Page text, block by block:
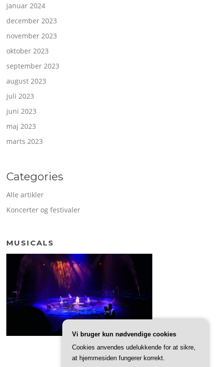
januar 2024
december 2023
november 2023
oktober 2023
september 2023
august 2023
juli 2023
juni 2023
maj 2023
marts 2023
Categories
Alle artikler
Koncerter og festivaler
MUSICALS
Vi bruger kun nødvendige cookies
Cookies anvendes udelukkende for at sikre,
at hjemmesiden fungerer korrekt.